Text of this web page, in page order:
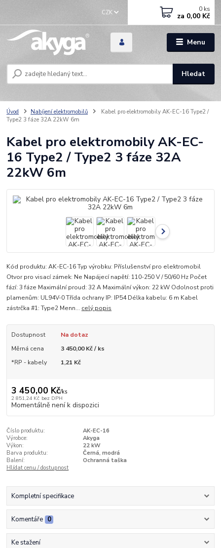
Menu
CZK
Hledat
0 ks
za 0,00 Kč
Úvod Nabíjení elektromobilů
Kabel pro elektromobily AK-EC-16 Type2 /
Type2 3 fáze 32A 22kW 6m
Kabel pro elektromobily AK-EC-
16 Type2 / Type2 3 fáze 32A
22kW 6m
Kód produktu: AK-EC-16 Typ výrobku: Příslušenství pro elektromobil
Otvor pro visací zámek: Ne Napájecí napětí: 110-250 V / 50/60 Hz Počet
fází: 3 fáze Maximální proud: 32 A Maximální výkon: 22 kW Odolnost proti
plamenům: UL94V-0 Třída ochrany IP: IP54 Délka kabelu: 6 m Kabel
zástrčka #1: Type2 Menn... celý popis
Dostupnost
Na dotaz
Měrná cena
3 450,00 Kč / ks
*RP - kabely
1,21 Kč
3 450,00 Kč/ks
2 851,24 Kč bez DPH
Momentálně není k dispozici
Číslo produktu:
AK-EC-16
Výrobce:
Akyga
Výkon:
22 kW
Barva produktu:
Černá, modrá
Balení:
Ochranná taška
Hlídat cenu / dostupnost
Kompletní specifikace
Komentáře 0
Ke stažení